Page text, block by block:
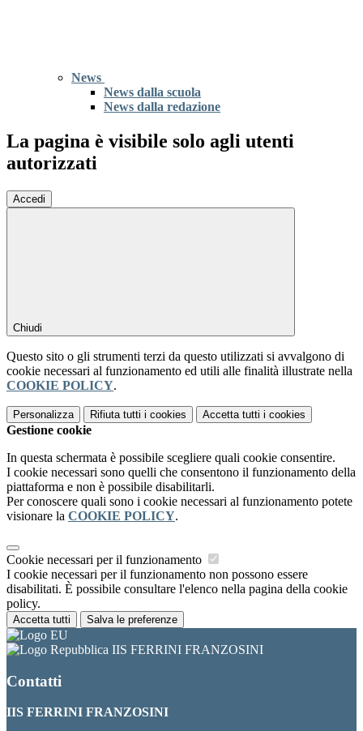
News
News dalla scuola
News dalla redazione
La pagina è visibile solo agli utenti
autorizzati
Accedi
Chiudi
Questo sito o gli strumenti terzi da questo utilizzati si avvalgono di
cookie necessari al funzionamento ed utili alle finalità illustrate nella
COOKIE POLICY.
Personalizza Rifiuta tutti i cookies Accetta tutti i cookies
Gestione cookie
In questa schermata è possibile scegliere quali cookie consentire.
I cookie necessari sono quelli che consentono il funzionamento della
piattaforma e non è possibile disabilitarli.
Per conoscere quali sono i cookie necessari al funzionamento potete
visionare la COOKIE POLICY.
Cookie necessari per il funzionamento
I cookie necessari per il funzionamento non possono essere
disabilitati. È possibile consultare l'elenco nella pagina della cookie
policy.
Accetta tutti Salva le preferenze
IIS FERRINI FRANZOSINI
Contatti
IIS FERRINI FRANZOSINI